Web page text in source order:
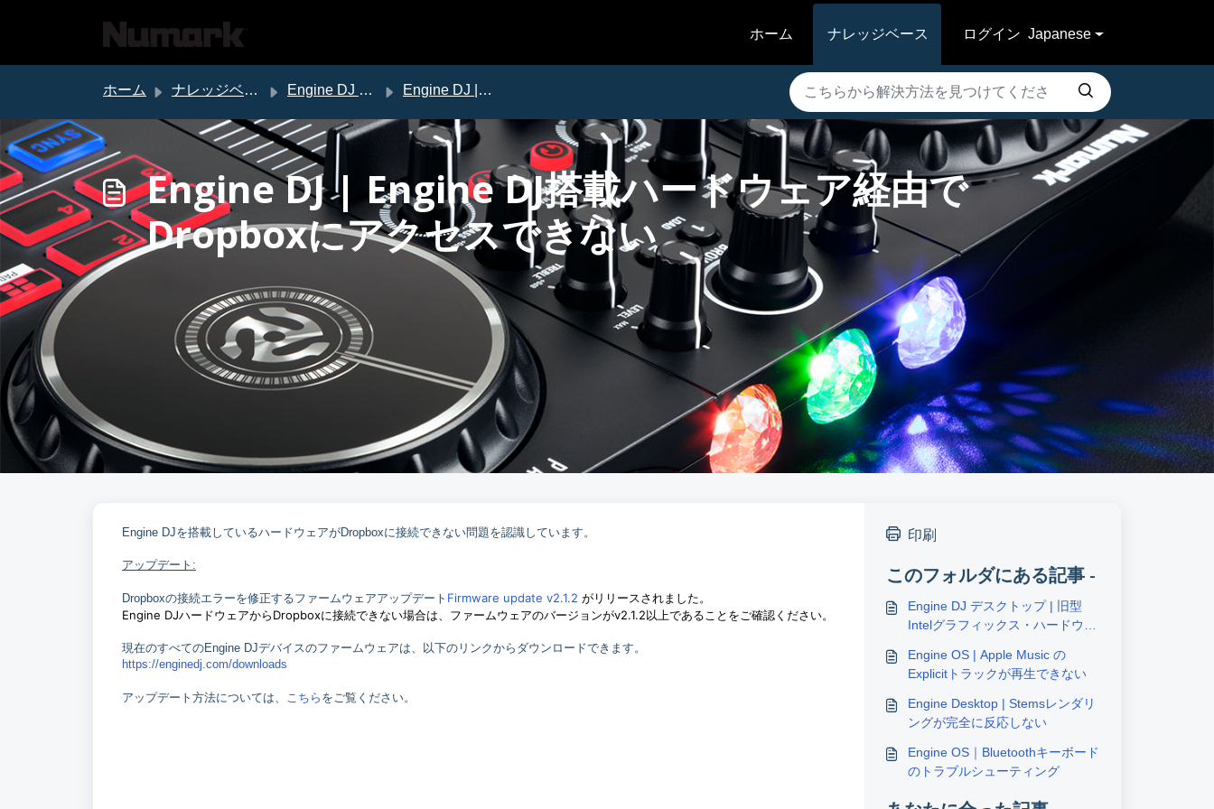
ホーム
ナレッジベース ログイン Japanese
ホーム ナレッジベース Engine DJ サポート Engine DJ | 問題と解決法
Engine DJ | Engine DJ搭載ハードウェア経由で
Dropboxにアクセスできない
Engine DJを搭載しているハードウェアがDropboxに接続できない問題を認識しています。
アップデート:
Dropboxの接続エラーを修正するファームウェアアップデート Firmware update v2.1.2 がリリースされました。
Engine DJハードウェアからDropboxに接続できない場合は、ファームウェアのバージョンがv2.1.2以上であることをご確認ください。
現在のすべてのEngine DJデバイスのファームウェアは、以下のリンクからダウンロードできます。
https://enginedj.com/downloads
アップデート方法については、 こちら をご覧ください。
印刷
このフォルダにある記事 -
Engine DJ デスクトップ | 旧型
Intelグラフィックス・ハードウェ
Engine OS | Apple Music の
Explicitトラックが再生できない
Engine Desktop | Stemsレンダリ
ングが完全に反応しない
Engine OS｜Bluetoothキーボード
のトラブルシューティング